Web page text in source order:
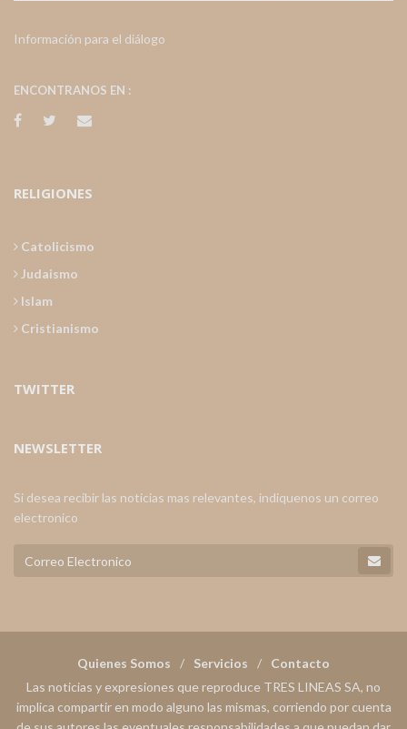
Información para el diálogo
ENCONTRANOS EN :
RELIGIONES
Catolicismo
Judaismo
Islam
Cristianismo
TWITTER
NEWSLETTER
Si desea recibir las noticias mas relevantes, indiquenos un correo
electronico
Quienes Somos Servicios
Contacto
Las noticias y expresiones que reproduce TRES LINEAS SA, no
implica compartir en modo alguno las mismas, corriendo por cuenta